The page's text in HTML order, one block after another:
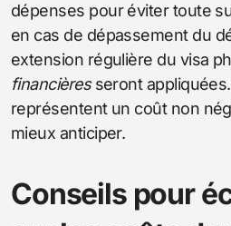
dépenses pour éviter toute
en cas de dépassement du
extension régulière du visa
financièresseront
représentent un coût non
mieux anticiper.
Conseils pour